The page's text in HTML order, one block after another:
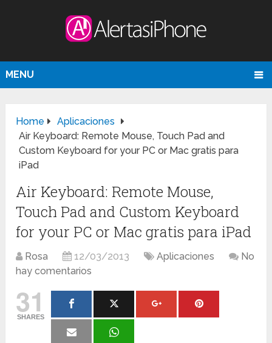
MENU
Home
Aplicaciones
Air Keyboard: Remote Mouse, Touch Pad and
Custom Keyboard for your PC or Mac gratis para
iPad
Air Keyboard: Remote Mouse,
Touch Pad and Custom Keyboard
for your PC or Mac gratis para iPad
Rosa 12/03/2013 Aplicaciones
No
hay comentarios
31
SHARES